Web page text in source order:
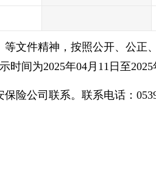
文件精神，按照公开、公正
间为2025年04月11日至2025
险公司联系。联系电话：